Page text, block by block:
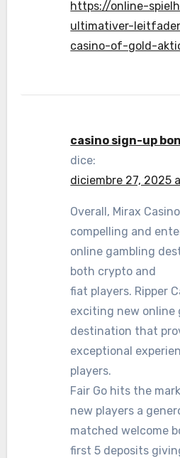
https://online-
ultimativer-
casino-of-gold-
casino sign-up
dice:
diciembre 27, 2025
Overall, Mirax
compelling and
online gambling
both crypto and
fiat players. Ripper
exciting new online
destination that
exceptional
players.
Fair Go hits the
new players a
matched welcome
first 5 deposits